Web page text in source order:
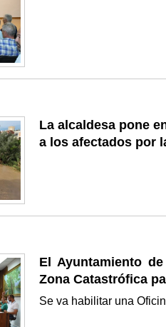
La alcaldesa pone
a los afectados por
El Ayuntamiento
Zona Catastrófica
Se va habilitar una